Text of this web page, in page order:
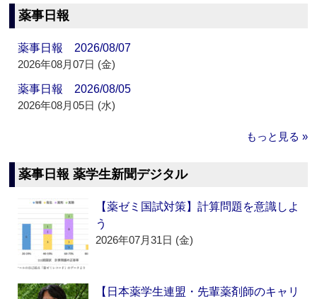
薬事日報
薬事日報 2026/08/07
2026年08月07日 (金)
薬事日報 2026/08/05
2026年08月05日 (水)
もっと見る »
薬事日報 薬学生新聞デジタル
【薬ゼミ国試対策】計算問題を意識しよ
う
2026年07月31日 (金)
【日本薬学生連盟・先輩薬剤師のキャリ